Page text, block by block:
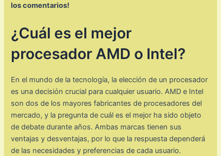
los comentarios!
¿Cuál es el mejor
procesador AMD o Intel?
En el mundo de la tecnología, la elección de un procesador
es una decisión crucial para cualquier usuario. AMD e Intel
son dos de los mayores fabricantes de procesadores del
mercado, y la pregunta de cuál es el mejor ha sido objeto
de debate durante años. Ambas marcas tienen sus
ventajas y desventajas, por lo que la respuesta dependerá
de las necesidades y preferencias de cada usuario.